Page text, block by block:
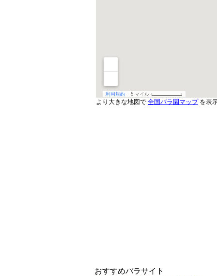
より大きな地図で 全国バラ園マップを表
おすすめバラサイト